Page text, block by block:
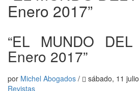
Enero 2017”
“EL MUNDO DEL
Enero 2017”
por Michel Abogados / sábado, 11
Revistas